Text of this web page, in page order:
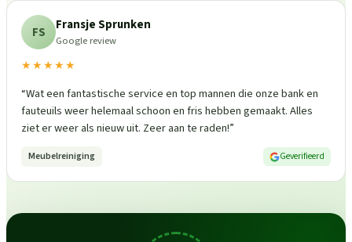
FS Fransje Sprunken
Google review
★★★★★
“Wat een fantastische service en top mannen die onze bank en
fauteuils weer helemaal schoon en fris hebben gemaakt. Alles
ziet er weer als nieuw uit. Zeer aan te raden!”
Meubelreiniging Geverifieerd